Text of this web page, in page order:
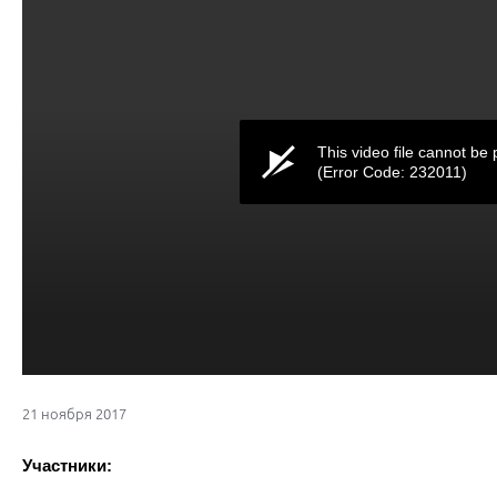
This video file cannot be
(Error Code: 232011)
21 ноября 2017
Участники: